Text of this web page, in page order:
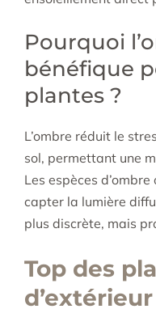
Pourquoi
bénéfique
plantes ?
L’ombre réduit le
sol, permettant une
Les espèces
capter la lumière
plus discrète, mais
Top des